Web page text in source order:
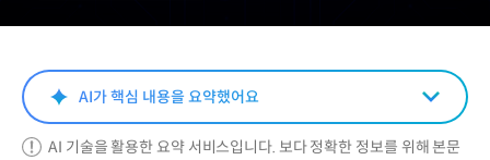
열림)
AI가 핵심 내용을 요약했어요
AI 기술을 활용한 요약 서비스입니다. 보다 정확한 정보를 위해 본문